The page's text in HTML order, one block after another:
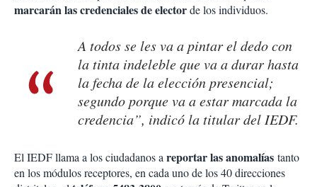
marcarán las credenciales de electorde los individuos.
A todos se les va a pintar el dedo con
la tinta indeleble que va a durar hasta
la fecha de la elección presencial;
segundo porque va a estar marcada la
credencia”, indicó la titular del IEDF.
El IEDF llama a los ciudadanos a reportar las anomalías tanto
en los módulos receptores, en cada uno de los 40 direcciones